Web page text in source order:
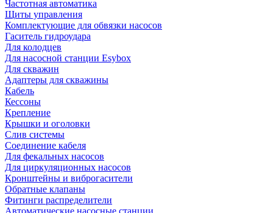
Частотная автоматика
Щиты управления
Комплектующие для обвязки насосов
Гаситель гидроудара
Для колодцев
Для насосной станции Esybox
Для скважин
Адаптеры для скважины
Кабель
Кессоны
Крепление
Крышки и оголовки
Слив системы
Соединение кабеля
Для фекальных насосов
Для циркуляционных насосов
Кронштейны и виброгасители
Обратные клапаны
Фитинги распределители
Автоматические насосные станции